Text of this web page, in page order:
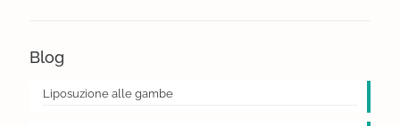
Blog
Liposuzione alle gambe